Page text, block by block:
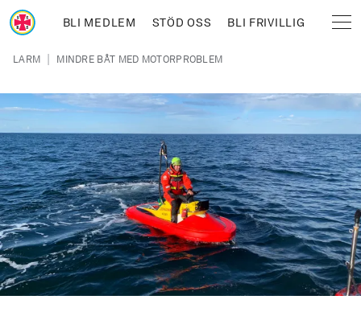
Hoppa till huvudinnehåll
BLI MEDLEM STÖD OSS BLI FRIVILLIG
Länkstig
LARM | MINDRE BÅT MED MOTORPROBLEM